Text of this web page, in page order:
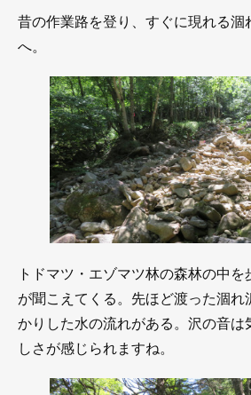
昔の作業路を登り、すぐに現れる涸
へ。
トドマツ・エゾマツ林の森林の中
が聞こえてくる。先ほど渡った涸れ
かりした水の流れがある。沢の音
しさが感じられますね。